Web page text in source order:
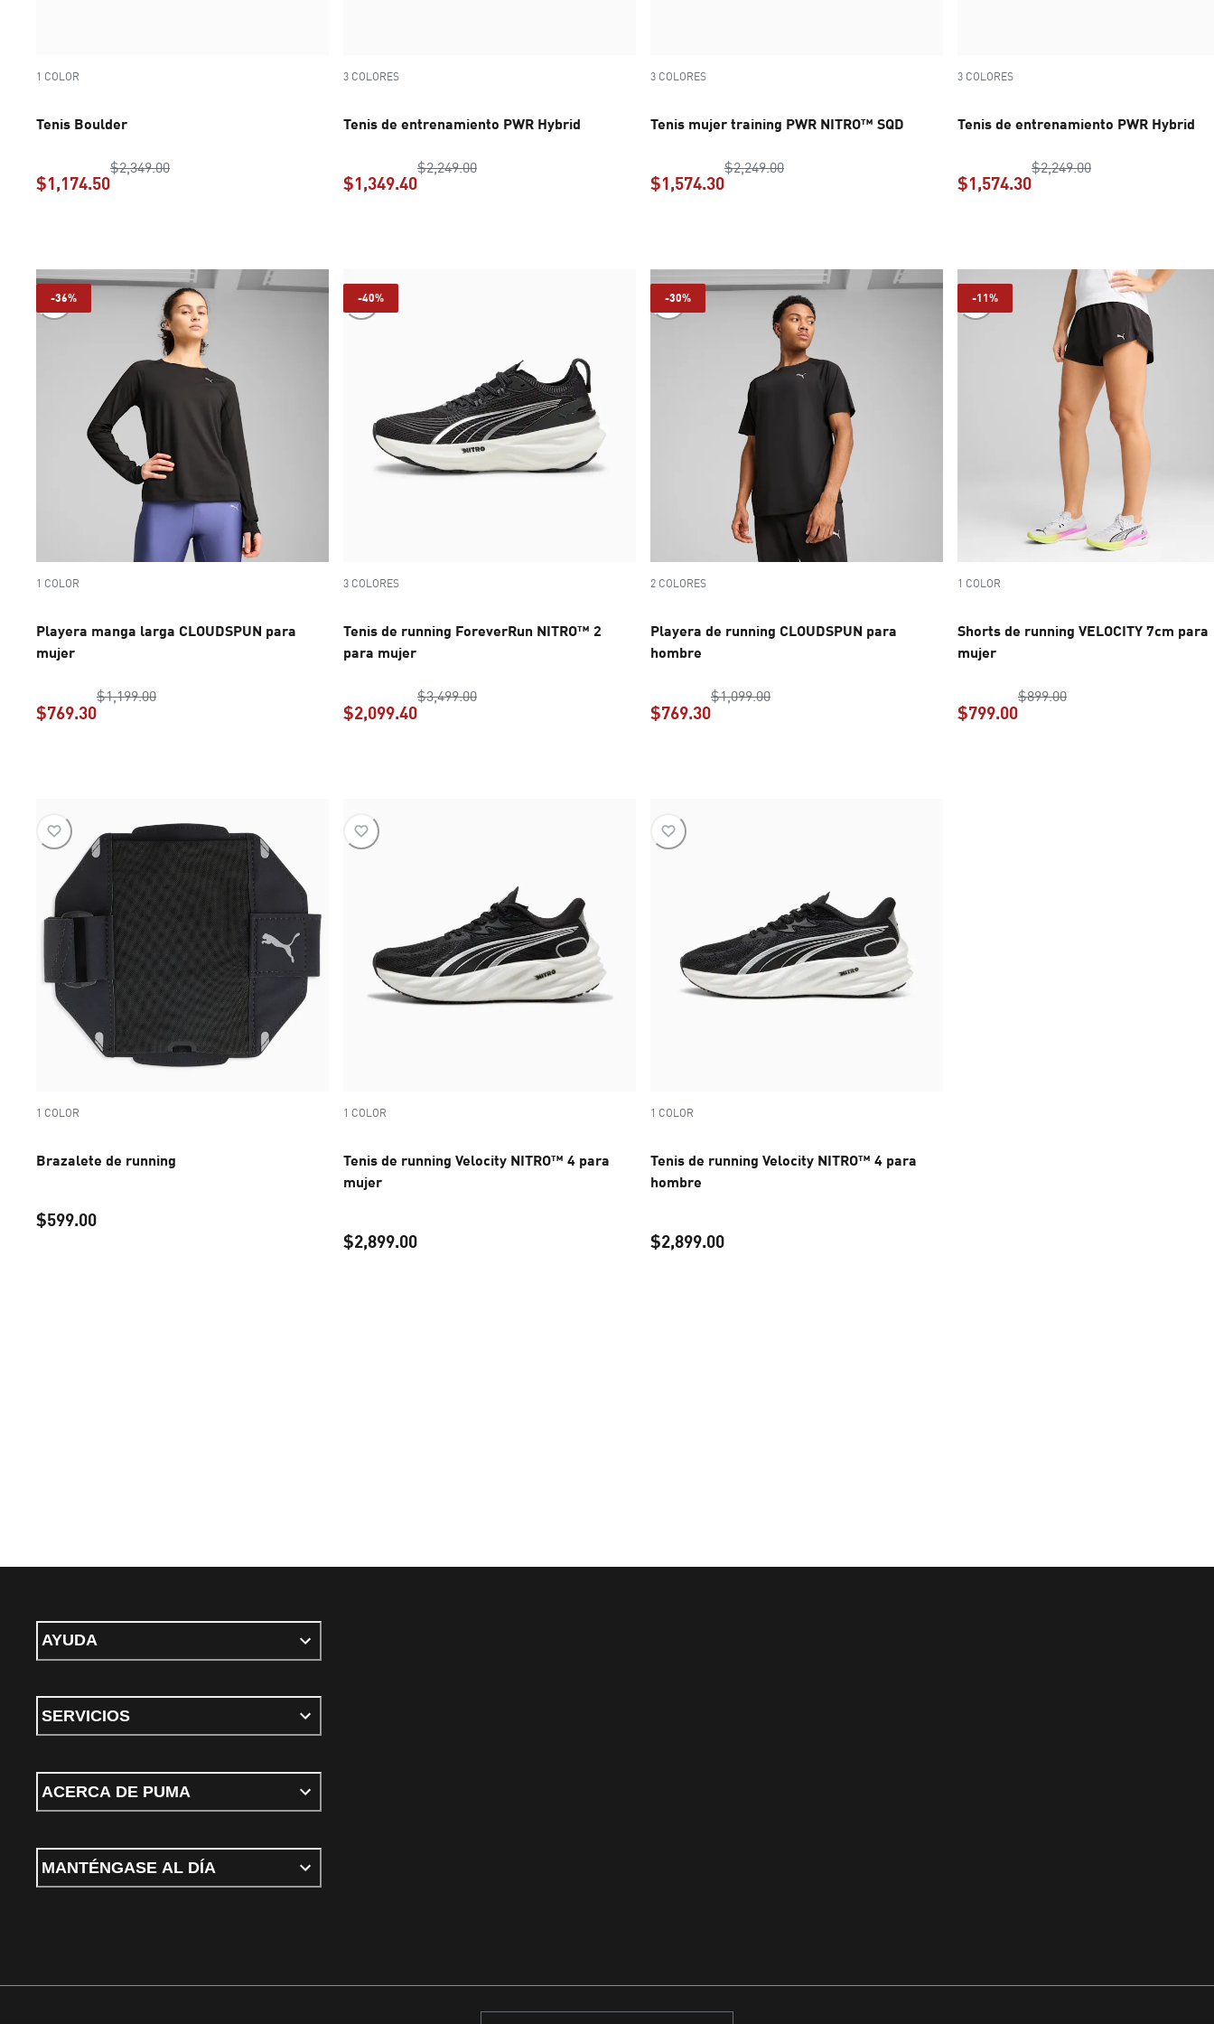
1 COLOR
Tenis Boulder
$2,349.00precio original $2,349.00
$1,174.50
3 COLORES
Tenis de entrenamiento PWR Hybrid
$2,249.00precio original $2,249.00
$1,349.40
3 COLORES
Tenis mujer training PWR NITRO™ SQD
$2,249.00precio original $2,249.00
$1,574.30
3 COLORES
Tenis de entrenamiento PWR Hybrid
$2,249.00precio original
$1,574.30
-36%
1 COLOR
Playera manga larga CLOUDSPUN para
mujer
$1,199.00precio original $1,199.00
$769.30
-40%
3 COLORES
Tenis de running ForeverRun NITRO™ 2
para mujer
$3,499.00precio original $3,499.00
$2,099.40
-30%
2 COLORES
Playera de running CLOUDSPUN para
hombre
$1,099.00precio original $1,099.00
$769.30
-11%
1 COLOR
Shorts de running VELOCITY 7cm para
mujer
$899.00precio original $899.00
$799.00
1 COLOR
Brazalete de running
$599.00
1 COLOR
Tenis de running Velocity NITRO™ 4 para
mujer
$2,899.00
1 COLOR
Tenis de running Velocity NITRO™ 4 para
hombre
$2,899.00
AYUDA
SERVICIOS
ACERCA DE PUMA
MANTÉNGASE AL DÍA